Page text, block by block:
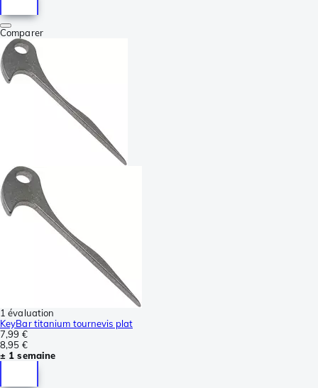
Comparer
1 évaluation
KeyBar titanium tournevis plat
7,99 €
8,95 €
± 1 semaine